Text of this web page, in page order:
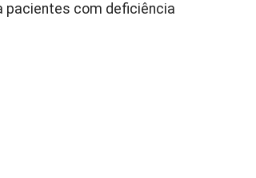
pacientes com deficiência